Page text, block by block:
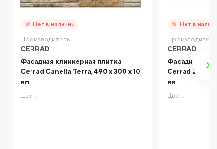
Нет в наличии
Производитель:
CERRAD
Фасадная клинкерная плитка
Cerrad Canella Terra, 490 x 300 x 10
мм
Цвет:
Нет в
CERRAD
Фасадная
Cerrad
мм
Цвет: